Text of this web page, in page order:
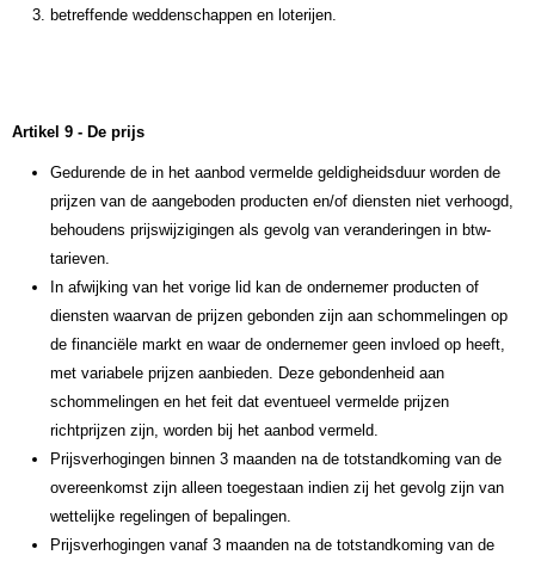
betreffende weddenschappen en loterijen.
Artikel 9 - De prijs
Gedurende de in het aanbod vermelde geldigheidsduur worden de
prijzen van de aangeboden producten en/of diensten niet verhoogd,
behoudens prijswijzigingen als gevolg van veranderingen in btw-
tarieven.
In afwijking van het vorige lid kan de ondernemer producten of
diensten waarvan de prijzen gebonden zijn aan schommelingen op
de financiële markt en waar de ondernemer geen invloed op heeft,
met variabele prijzen aanbieden. Deze gebondenheid aan
schommelingen en het feit dat eventueel vermelde prijzen
richtprijzen zijn, worden bij het aanbod vermeld.
Prijsverhogingen binnen 3 maanden na de totstandkoming van de
overeenkomst zijn alleen toegestaan indien zij het gevolg zijn van
wettelijke regelingen of bepalingen.
Prijsverhogingen vanaf 3 maanden na de totstandkoming van de